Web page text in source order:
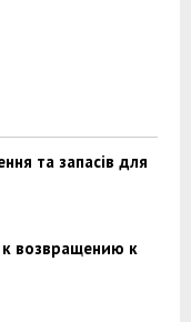
та запасів для
к возвращению к